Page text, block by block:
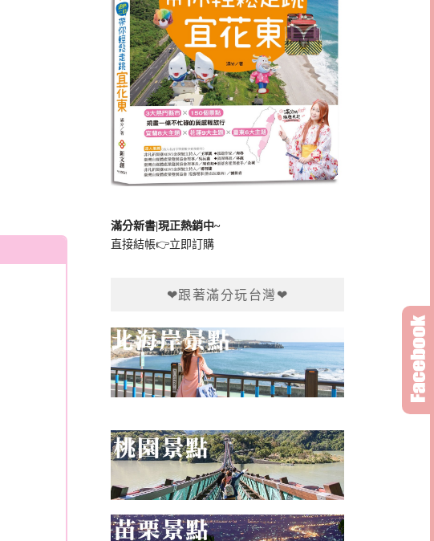
滿分新書|現正熱銷中~
直接結帳👉立即訂購
❤跟著滿分玩台灣❤